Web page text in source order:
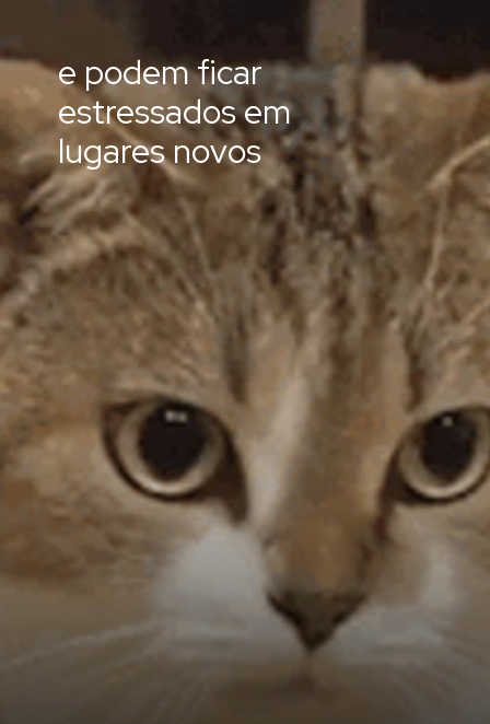
e podem ficar
estressados em
lugares novos